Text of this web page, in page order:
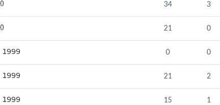
34 3
21 0
1999 0 0
1999 21 2
1999 15 1